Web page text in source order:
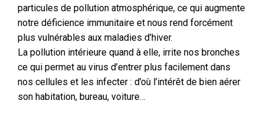
particules de pollution atmosphérique, ce qui augmente
notre déficience immunitaire et nous rend forcément
plus vulnérables aux maladies d’hiver.
La pollution intérieure quand à elle, irrite nos bronches
ce qui permet au virus d’entrer plus facilement dans
nos cellules et les infecter : d’où l’intérêt de bien aérer
son habitation, bureau, voiture…